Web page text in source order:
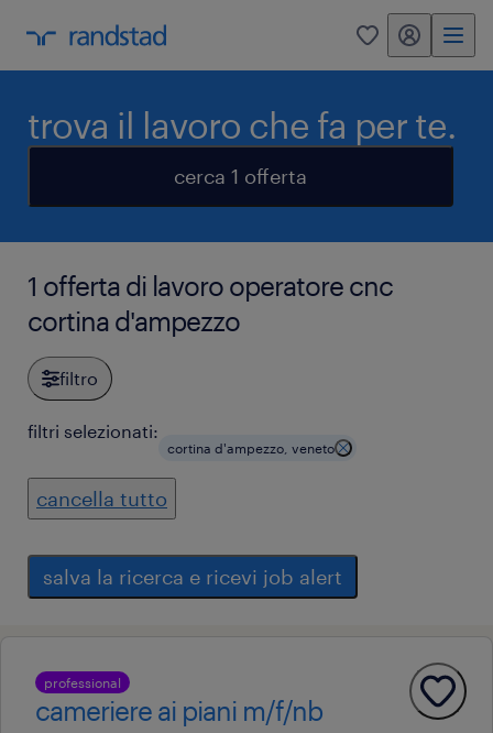
0 my randstad
trova il lavoro che fa per te.
cerca 1 offerta
1 offerta di lavoro operatore cnc
cortina d'ampezzo
filtro
filtri selezionati:
cortina d'ampezzo, veneto
cancella tutto
salva la ricerca e ricevi job alert
professional
cameriere ai piani m/f/nb